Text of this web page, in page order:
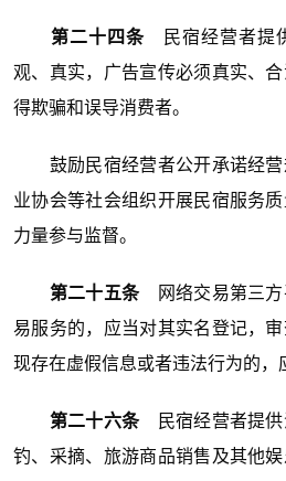
第二十四条 民宿经营者提
观、真实，广告宣传必须真实、
得欺骗和误导消费者。
鼓励民宿经营者公开承诺经营
业协会等社会组织开展民宿服务
力量参与监督。
第二十五条网络交易第三方
易服务的，应当对其实名登记，
现存在虚假信息或者违法行为的，
第二十六条民宿经营者提供
钓、采摘、旅游商品销售及其他